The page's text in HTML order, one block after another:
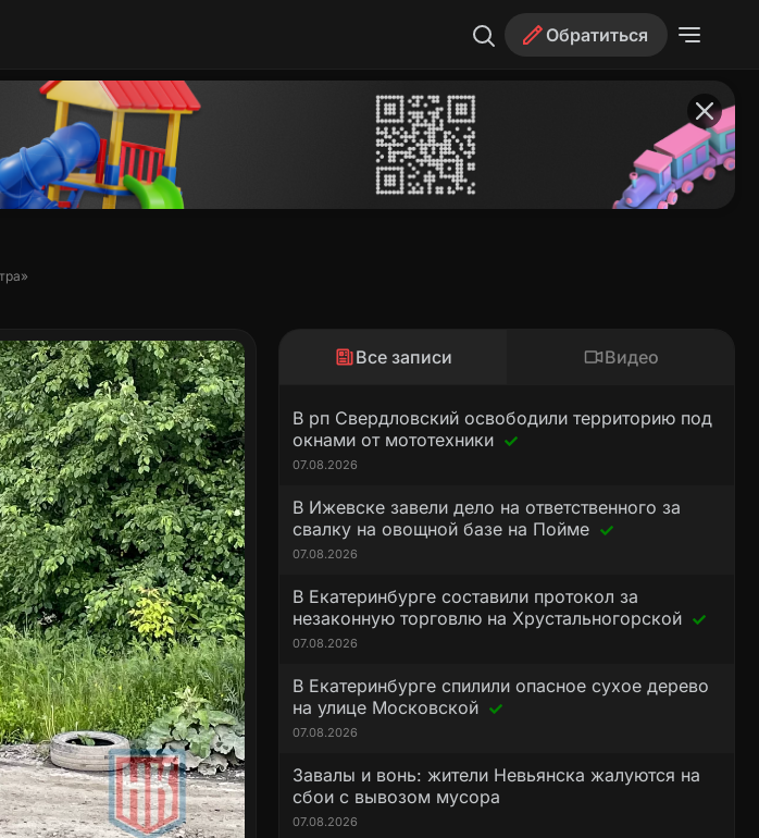
Обратиться
Все записи Видео
В рп Свердловский освободили территорию под
окнами от мототехники
07.08.2026
В Ижевске завели дело на ответственного за
свалку на овощной базе на Пойме
07.08.2026
В Екатеринбурге составили протокол за
незаконную торговлю на Хрустальногорской
07.08.2026
В Екатеринбурге спилили опасное сухое дерево
на улице Московской
07.08.2026
Завалы и вонь: жители Невьянска жалуются на
сбои с вывозом мусора
07.08.2026